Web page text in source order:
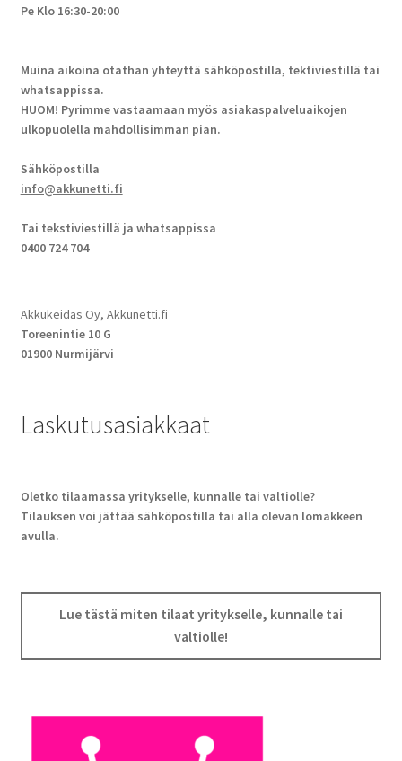
Pe Klo 16:30-20:00
Muina aikoina otathan yhteyttä sähköpostilla, tektiviestillä tai
whatsappissa.
HUOM! Pyrimme vastaamaan myös asiakaspalveluaikojen
ulkopuolella mahdollisimman pian.
Sähköpostilla
info@akkunetti.fi
Tai tekstiviestillä ja whatsappissa
0400 724 704
Akkukeidas Oy, Akkunetti.fi
Toreenintie 10 G
01900 Nurmijärvi
Laskutusasiakkaat
Oletko tilaamassa yritykselle, kunnalle tai valtiolle?
Tilauksen voi jättää sähköpostilla tai alla olevan lomakkeen
avulla.
Lue tästä miten tilaat yritykselle, kunnalle tai
valtiolle!